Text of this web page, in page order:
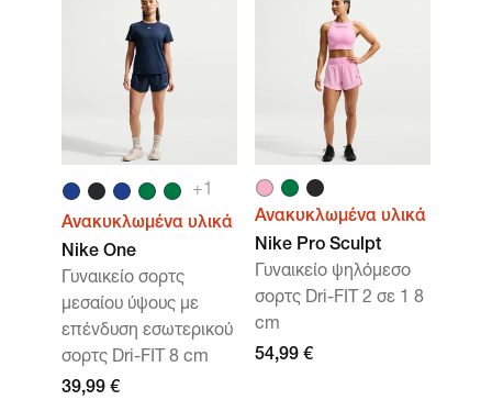
+ 1
Ανακυκλωμένα υλικά
Nike One
Γυναικείο σορτς
μεσαίου ύψους με
επένδυση εσωτερικού
σορτς Dri-FIT 8 cm
39,99 €
Ανακυκλωμένα υλικά
Nike Pro Sculpt
Γυναικείο ψηλόμεσο
σορτς Dri-FIT 2 σε 1 8
cm
54,99 €